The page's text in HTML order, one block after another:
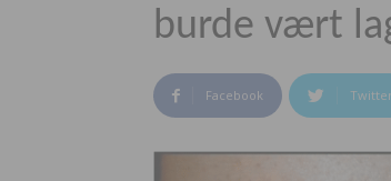
burde vært
Facebook Twitter